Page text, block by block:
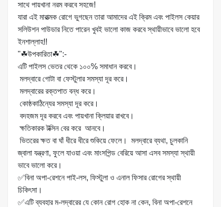
সাথে পায়খানা নরম করবে সহজে!
যারা এই মারাত্মক রোগে ভুগছেন তারা আমাদের এই ক্রিম এবং পাইলস কেয়ার
সলিউশন পাউডার নিতে পারেন খুবই ভালো কাজ করবে স্থায়ীভাবে ভালো হবে
ইনশাল্লাহ!!
"☘উপকারিতা☘":-
এটি পাইলস ভেতর থেকে ১০০% সমাধান করবে।
মলদ্বারে গোটা বা ফেস্টুলার সমস্যা দূর করে।
মলদ্বারের রক্তপাত বন্ধ করে।
কোষ্ঠকাঠিন্যের সমস্যা দূর করে।
বদহজম দূর করবে এবং পায়খানা ক্লিয়ার রাখবে।
ক্ষতিকারক টক্সিন বের করে আনবে।
ভিতরের ক্ষত বা ঘাঁ ধীরে ধীরে শুকিয়ে ফেলে। মলদ্বারে ব্যথা, চুলকানি
জ্বালা যন্ত্রণা, ফুলে যাওয়া এবং মাংসপিন্ড বেরিয়ে আসা এসব সমস্যা স্থায়ী
ভাবে ভালো করে।
✅বিনা অপা-রেশনে পাই-লস, ফিস্টুলা ও এনাল ফিসার রোগের স্থায়ী
চিকিৎসা।
✅এটি ব্যবহার ম-লদ্বারের যে কোন রোগ হোক না কেন, বিনা অপা-রেশনে